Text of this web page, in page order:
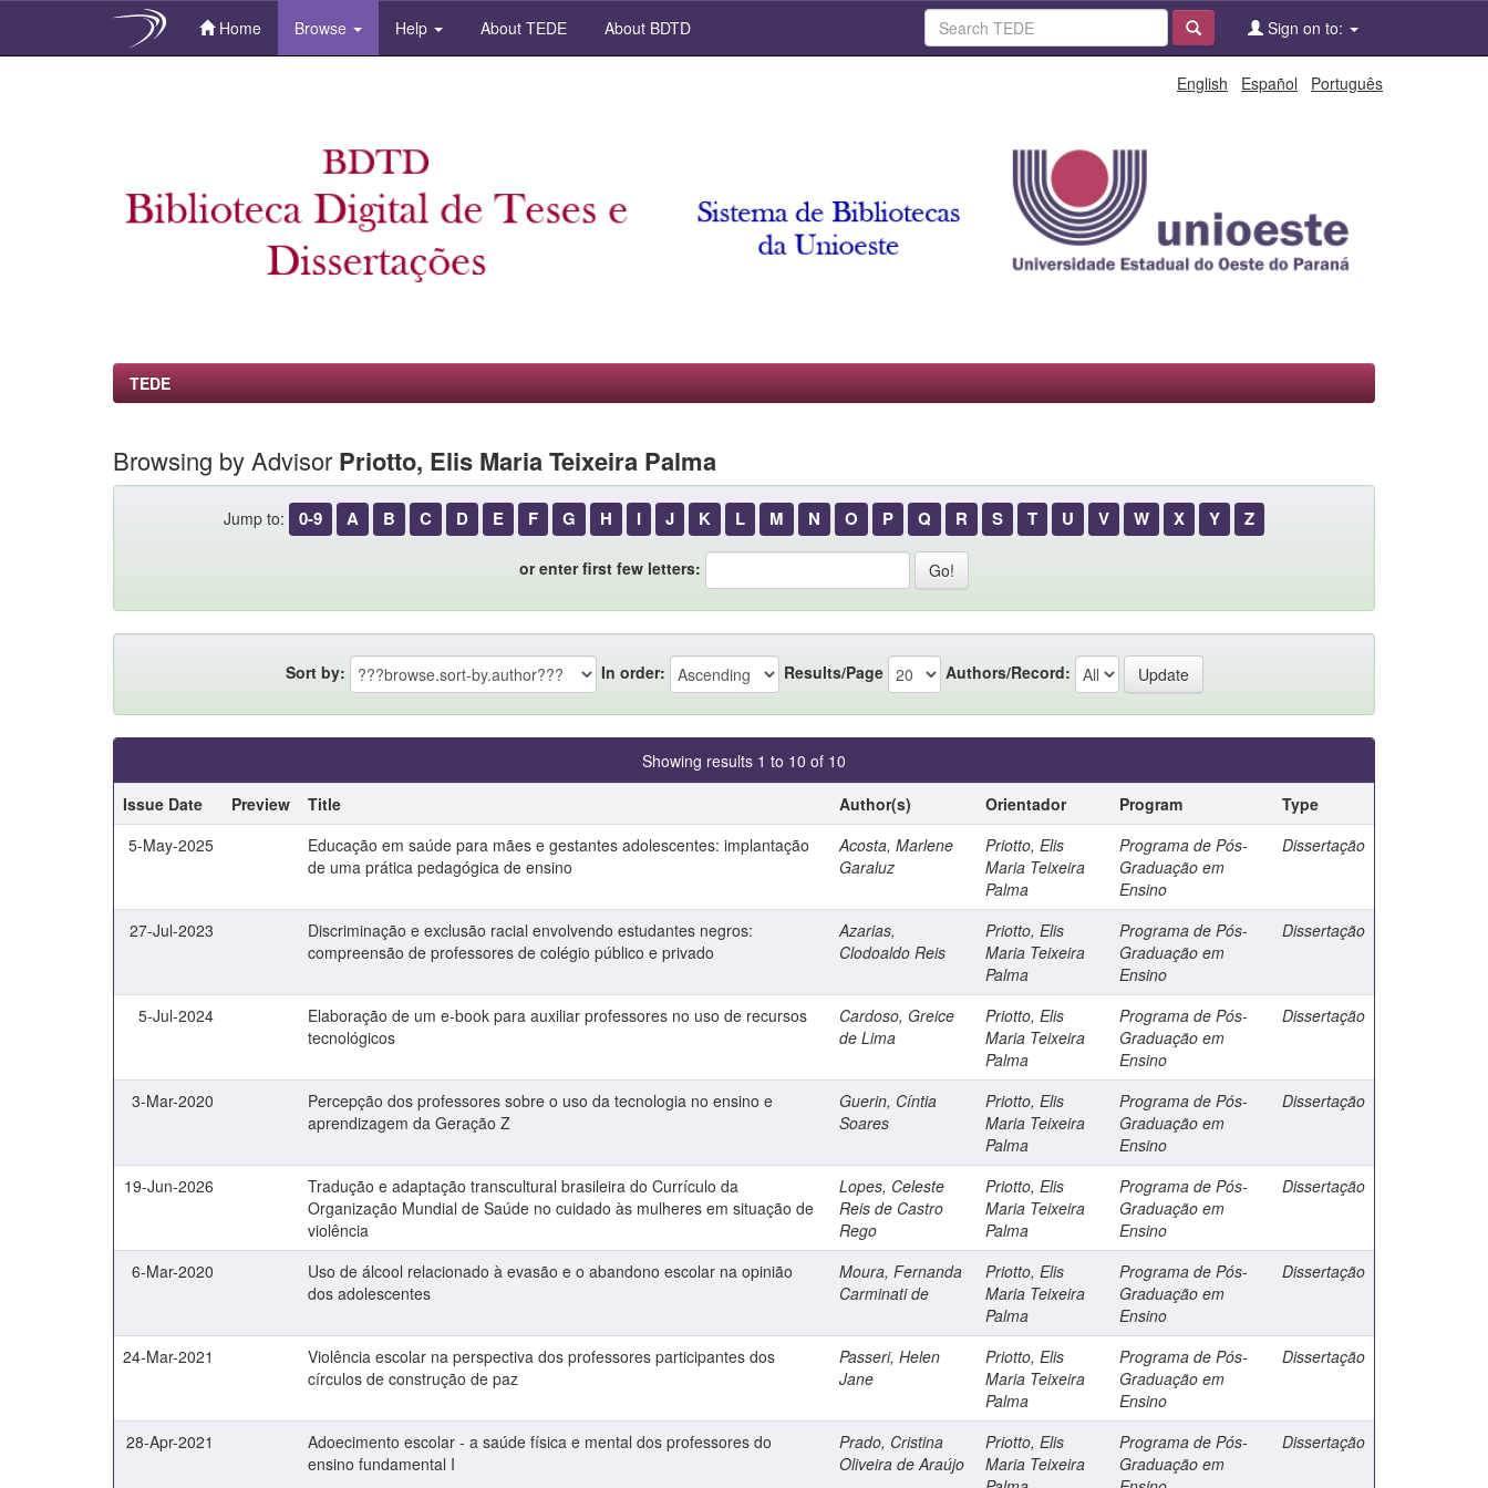
Home Browse Help About TEDE About BDTD Sign on to:
English Español Português
TEDE
Browsing by Advisor Priotto, Elis Maria Teixeira Palma
Jump to: 0-9 A B C D E F G H I J K L M N O P Q R S T U V W X Y Z
or enter first few letters:
Sort by: In order: Results/Page Authors/Record:
Showing results 1 to 10 of 10
Issue Date
Preview Title Author(s) Orientador Program
Type
5-May-2025
Educação em saúde para mães e gestantes adolescentes: implantação
de uma prática pedagógica de ensino
Acosta, Marlene
Garaluz
Priotto, Elis
Maria Teixeira
Palma
Programa de Pós-
Graduação em
Ensino
Dissertação
27-Jul-2023
Discriminação e exclusão racial envolvendo estudantes negros:
compreensão de professores de colégio público e privado
Azarias,
Clodoaldo Reis
Priotto, Elis
Maria Teixeira
Palma
Programa de Pós-
Graduação em
Ensino
Dissertação
5-Jul-2024
Elaboração de um e-book para auxiliar professores no uso de recursos
tecnológicos
Cardoso, Greice
de Lima
Priotto, Elis
Maria Teixeira
Palma
Programa de Pós-
Graduação em
Ensino
Dissertação
3-Mar-2020
Percepção dos professores sobre o uso da tecnologia no ensino e
aprendizagem da Geração Z
Guerin, Cíntia
Soares
Priotto, Elis
Maria Teixeira
Palma
Programa de Pós-
Graduação em
Ensino
Dissertação
19-Jun-2026
Tradução e adaptação transcultural brasileira do Currículo da
Organização Mundial de Saúde no cuidado às mulheres em situação de
violência
Lopes, Celeste
Reis de Castro
Rego
Priotto, Elis
Maria Teixeira
Palma
Programa de Pós-
Graduação em
Ensino
Dissertação
6-Mar-2020
Uso de álcool relacionado à evasão e o abandono escolar na opinião
dos adolescentes
Moura, Fernanda
Carminati de
Priotto, Elis
Maria Teixeira
Palma
Programa de Pós-
Graduação em
Ensino
Dissertação
24-Mar-2021
Violência escolar na perspectiva dos professores participantes dos
círculos de construção de paz
Passeri, Helen
Jane
Priotto, Elis
Maria Teixeira
Palma
Programa de Pós-
Graduação em
Ensino
Dissertação
28-Apr-2021
Adoecimento escolar - a saúde física e mental dos professores do
ensino fundamental I
Prado, Cristina
Oliveira de Araújo
Priotto, Elis
Maria Teixeira
Programa de Pós-
Graduação em
Dissertação